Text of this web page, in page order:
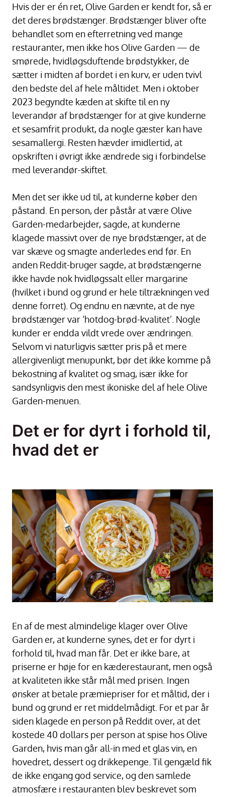
Hvis der er én ret, Olive Garden er kendt for, så er
det deres brødstænger. Brødstænger bliver ofte
behandlet som en efterretning ved mange
restauranter, men ikke hos Olive Garden — de
smørede, hvidløgsduftende brødstykker, de
sætter i midten af bordet i en kurv, er uden tvivl
den bedste del af hele måltidet. Men i oktober
2023 begyndte kæden at skifte til en ny
leverandør af brødstænger for at give kunderne
et sesamfrit produkt, da nogle gæster kan have
sesamallergi. Resten hævder imidlertid, at
opskriften i øvrigt ikke ændrede sig i forbindelse
med leverandør-skiftet.
Men det ser ikke ud til, at kunderne køber den
påstand. En person, der påstår at være Olive
Garden-medarbejder, sagde, at kunderne
klagede massivt over de nye brødstænger, at de
var skæve og smagte anderledes end før. En
anden Reddit-bruger sagde, at brødstængerne
ikke havde nok hvidløgssalt eller margarine
(hvilket i bund og grund er hele tiltrækningen ved
denne forret). Og endnu en nævnte, at de nye
brødstænger var ‘hotdog-brød-kvalitet’. Nogle
kunder er endda vildt vrede over ændringen.
Selvom vi naturligvis sætter pris på et mere
allergivenligt menupunkt, bør det ikke komme på
bekostning af kvalitet og smag, især ikke for
sandsynligvis den mest ikoniske del af hele Olive
Garden-menuen.
Det er for dyrt i forhold til,
hvad det er
En af de mest almindelige klager over Olive
Garden er, at kunderne synes, det er for dyrt i
forhold til, hvad man får. Det er ikke bare, at
priserne er høje for en kæderestaurant, men også
at kvaliteten ikke står mål med prisen. Ingen
ønsker at betale præmiepriser for et måltid, der i
bund og grund er ret middelmådigt. For et par år
siden klagede en person på Reddit over, at det
kostede 40 dollars per person at spise hos Olive
Garden, hvis man går all-in med et glas vin, en
hovedret, dessert og drikkepenge. Til gengæld fik
de ikke engang god service, og den samlede
atmosfære i restauranten blev beskrevet som